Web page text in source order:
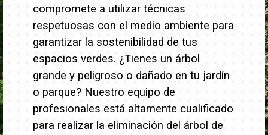
compromete a utilizar técnicas
respetuosas con el medio ambiente para
garantizar la sostenibilidad de tus
espacios verdes. ¿Tienes un árbol
grande y peligroso o dañado en tu jardín
o parque? Nuestro equipo de
profesionales está altamente cualificado
para realizar la eliminación del árbol de